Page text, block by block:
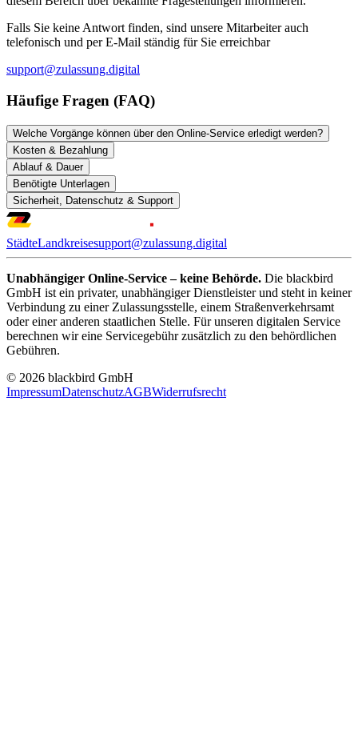
Falls Sie keine Antwort finden, sind unsere Mitarbeiter auch
telefonisch und per E-Mail ständig für Sie erreichbar
support@zulassung.digital
Häufige Fragen (FAQ)
Welche Vorgänge können über den Online-Service erledigt werden?
Kosten & Bezahlung
Ablauf & Dauer
Benötigte Unterlagen
Sicherheit, Datenschutz & Support
StädteLandkreisesupport@zulassung.digital
Unabhängiger Online-Service – keine Behörde. Die blackbird
GmbH ist ein privater, unabhängiger Dienstleister und steht in keiner
Verbindung zu einer Zulassungsstelle, einem Straßenverkehrsamt
oder einer anderen staatlichen Stelle. Für unseren digitalen Service
berechnen wir eine Servicegebühr zusätzlich zu den behördlichen
Gebühren.
© 2026 blackbird GmbH
ImpressumDatenschutzAGBWiderrufsrecht